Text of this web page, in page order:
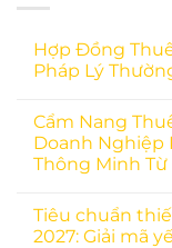
Hợp Đồng
Pháp Lý
Cẩm Nang
Doanh Nghiệp
Thông Minh
Tiêu chuẩn
2027: Giải mã